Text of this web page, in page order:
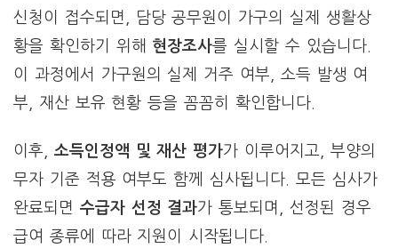
신청이 접수되면, 담당 공무원이 가구의 실제 생활상
황을 확인하기 위해 현장조사를 실시할 수 있습니다.
이 과정에서 가구원의 실제 거주 여부, 소득 발생 여
부, 재산 보유 현황 등을 꼼꼼히 확인합니다.
이후, 소득인정액 및 재산 평가가 이루어지고, 부양의
무자 기준 적용 여부도 함께 심사됩니다. 모든 심사가
완료되면 수급자 선정 결과가 통보되며, 선정된 경우
급여 종류에 따라 지원이 시작됩니다.